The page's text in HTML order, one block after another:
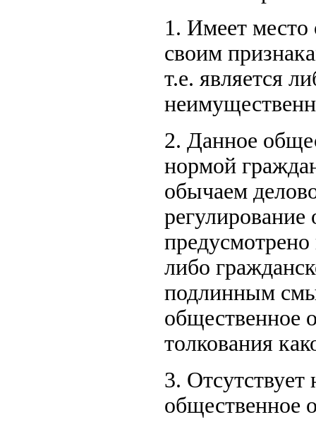
1. Имеет место
своим
т.е. является
2. Данное
нормой
обычаем
либо
подлинным
общественное
толкования
3.
общественное